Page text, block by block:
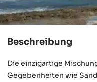
Beschreibung
Die einzigartige
Gegebenheiten wie